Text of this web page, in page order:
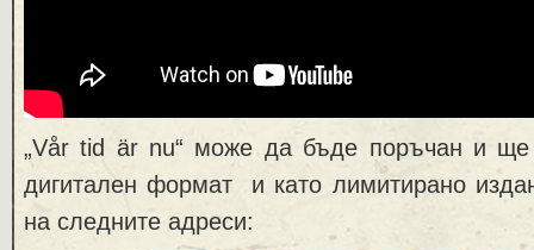
„Vår tid är nu“ може да бъде поръчан и
дигитален формат и като лимитирано
на следните адреси: